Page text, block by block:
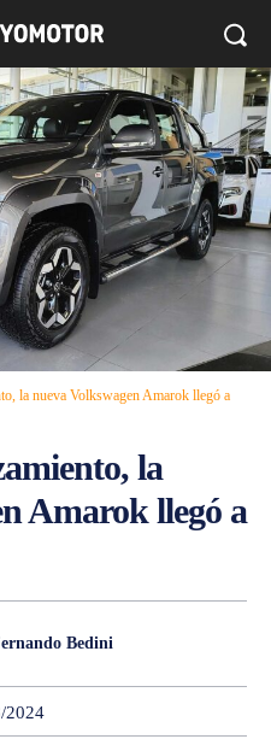
la nueva Volkswagen Amarok llegó a
la
Amarok llegó a
Bedini
2024